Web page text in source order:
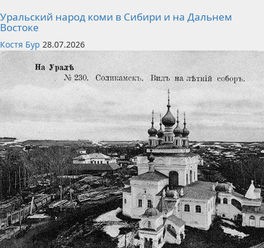
Уральский народ коми в Сибири и на Дальнем
Востоке
Костя Бур 28.07.2026